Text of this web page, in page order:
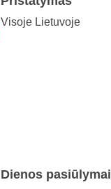
Visoje Lietuvoje
Dienos pasiūlymai